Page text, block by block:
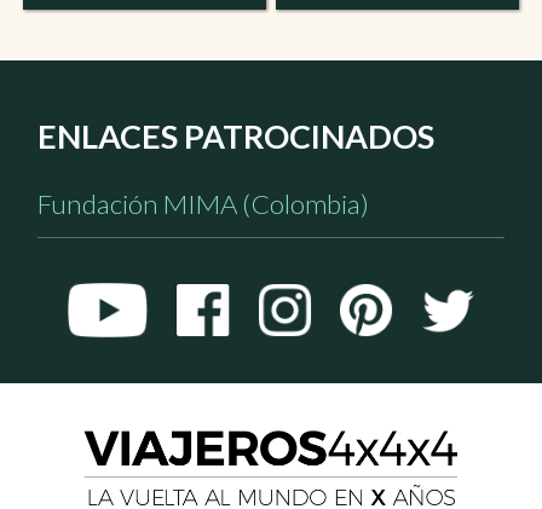
ENLACES PATROCINADOS
Fundación MIMA (Colombia)